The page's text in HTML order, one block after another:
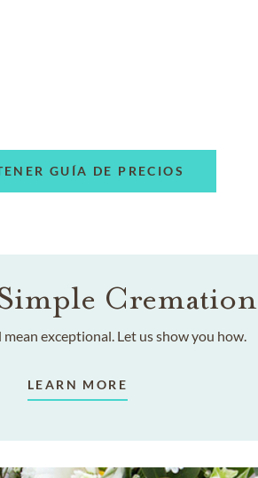
GUÍA DE PRECIOS
Cremation
mean exceptional. Let us show you how.
LEARN MORE